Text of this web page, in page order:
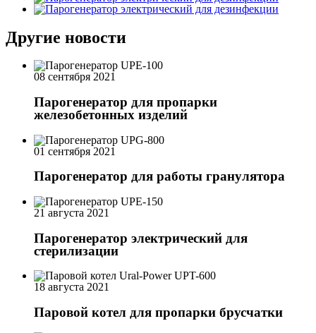
Другие новости
08 сентября 2021
Парогенератор для пропарки
железобетонных изделий
01 сентября 2021
Парогенератор для работы гранулятора
21 августа 2021
Парогенератор электрический для
стерилизации
18 августа 2021
Паровой котел для пропарки брусчатки